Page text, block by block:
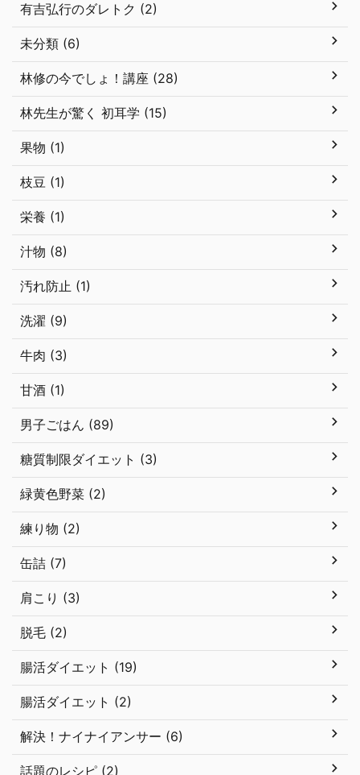
有吉弘行のダレトク (2)
未分類 (6)
林修の今でしょ！講座 (28)
林先生が驚く 初耳学 (15)
果物 (1)
枝豆 (1)
栄養 (1)
汁物 (8)
汚れ防止 (1)
洗濯 (9)
牛肉 (3)
甘酒 (1)
男子ごはん (89)
糖質制限ダイエット (3)
緑黄色野菜 (2)
練り物 (2)
缶詰 (7)
肩こり (3)
脱毛 (2)
腸活ダイエット (19)
腸活ダイエット (2)
解決！ナイナイアンサー (6)
話題のレシピ (2)